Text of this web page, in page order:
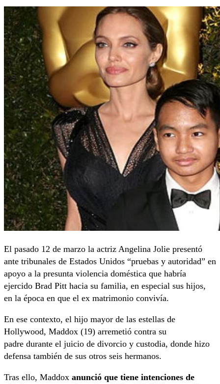
El pasado 12 de marzo la actriz Angelina Jolie presentó
ante tribunales de Estados Unidos “pruebas y autoridad” en
apoyo a la presunta violencia doméstica que habría
ejercido Brad Pitt hacia su familia, en especial sus hijos,
en la época en que el ex matrimonio convivía.
En ese contexto, el hijo mayor de las estellas de
Hollywood, Maddox (19) arremetió contra su
padre durante el juicio de divorcio y custodia, donde hizo
defensa también de sus otros seis hermanos.
Tras ello, Maddox anunció que tiene intenciones de